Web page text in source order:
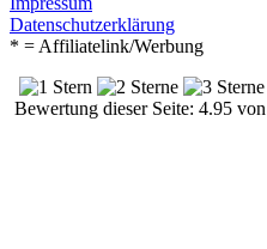
Datenschutzerklärung
* = Affiliatelink/Werbung
Bewertung dieser Seite: 4.95